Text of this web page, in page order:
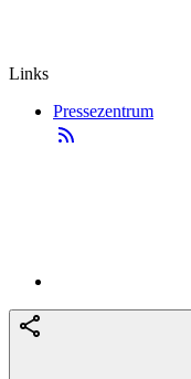
Links
Pressezentrum